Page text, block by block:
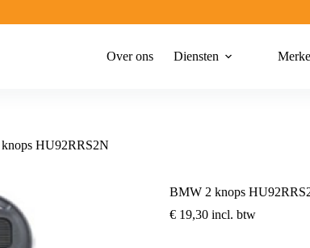
Over ons Diensten
HU92RRS2N
BMW 2 knops
€19,30incl. btw